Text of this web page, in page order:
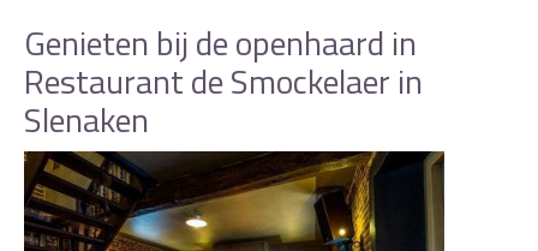
Genieten bij de openhaard in
Restaurant de Smockelaer in
Slenaken